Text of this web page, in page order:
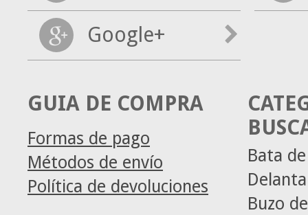
Google+
GUIA DE COMPRA
Formas de pago
Métodos de envío
Política de devoluciones
Bata
Buzo